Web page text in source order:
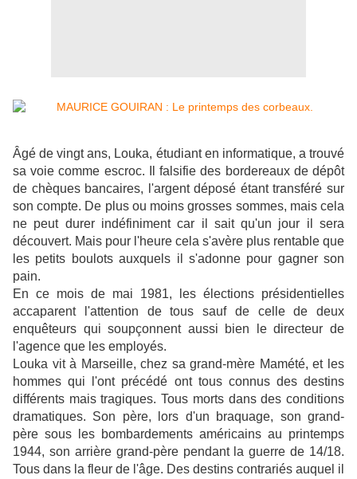
Âgé de vingt ans, Louka, étudiant en informatique, a trouvé
sa voie comme escroc. Il falsifie des bordereaux de dépôt
de chèques bancaires, l'argent déposé étant transféré sur
son compte. De plus ou moins grosses sommes, mais cela
ne peut durer indéfiniment car il sait qu'un jour il sera
découvert. Mais pour l'heure cela s'avère plus rentable que
les petits boulots auxquels il s'adonne pour gagner son
pain.
En ce mois de mai 1981, les élections présidentielles
accaparent l'attention de tous sauf de celle de deux
enquêteurs qui soupçonnent aussi bien le directeur de
l'agence que les employés.
Louka vit à Marseille, chez sa grand-mère Mamété, et les
hommes qui l'ont précédé ont tous connus des destins
différents mais tragiques. Tous morts dans des conditions
dramatiques. Son père, lors d'un braquage, son grand-
père sous les bombardements américains au printemps
1944, son arrière grand-père pendant la guerre de 14/18.
Tous dans la fleur de l'âge. Des destins contrariés auquel il